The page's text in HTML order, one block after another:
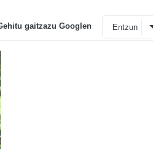
gaitzazu Googlen Entzun